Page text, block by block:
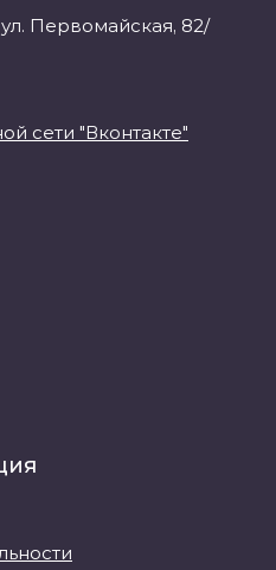
ул. Первомайская, 82/
сети "Вконтакте"